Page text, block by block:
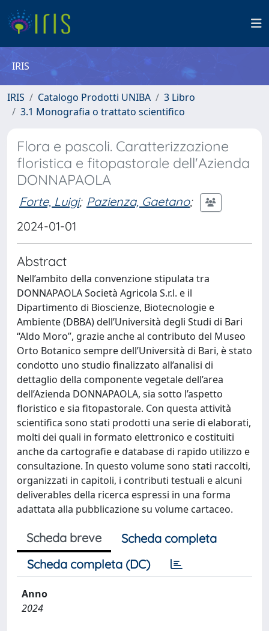
IRIS
IRIS Catalogo Prodotti UNIBA
3 Libro
3.1 Monografia o trattato scientifico
Flora e pascoli. Caratterizzazione
floristica e fitopastorale dell'Azienda
DONNAPAOLA
Forte, Luigi; Pazienza, Gaetano;
2024-01-01
Abstract
Nell’ambito della convenzione stipulata tra
DONNAPAOLA Società Agricola S.r.l. e il
Dipartimento di Bioscienze, Biotecnologie e
Ambiente (DBBA) dell’Università degli Studi di Bari
“Aldo Moro”, grazie anche al contributo del Museo
Orto Botanico sempre dell’Università di Bari, è stato
condotto uno studio finalizzato all’analisi di
dettaglio della componente vegetale dell’area
dell’Azienda DONNAPAOLA, sia sotto l’aspetto
floristico e sia fitopastorale. Con questa attività
scientifica sono stati prodotti una serie di elaborati,
molti dei quali in formato elettronico e costituiti
anche da cartografie e database di rapido utilizzo e
consultazione. In questo volume sono stati raccolti,
organizzati in capitoli, i contributi testuali e alcuni
deliverables della ricerca espressi in una forma
adattata alla pubblicazione su volume cartaceo.
Scheda breve
Scheda completa
Scheda completa (DC)
Anno
2024